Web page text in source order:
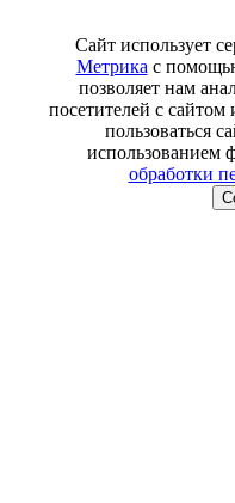
Сайт использует
Метрика с
позволяет нам
посетителей с
пользоваться
использованием
обработки